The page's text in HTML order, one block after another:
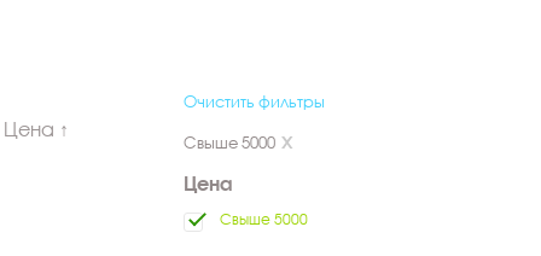
Цена ↑
Очистить фильтры
Свыше 5000
Цена
Свыше 5000